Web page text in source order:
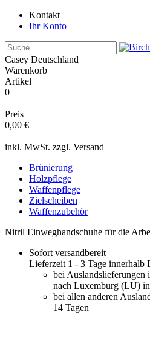
Kontakt
Ihr Konto
Casey Deutschland
Warenkorb
Artikel
0
Preis
0,00 €
inkl. MwSt. zzgl. Versand
Brünierung
Holzpflege
Waffenpflege
Zielscheiben
Waffenzubehör
Nitril Einweghandschuhe für die
Sofort versandbereit
Lieferzeit 1 - 3 Tage innerhalb
bei
nach Luxemburg (LU)
bei allen anderen
14 Tagen